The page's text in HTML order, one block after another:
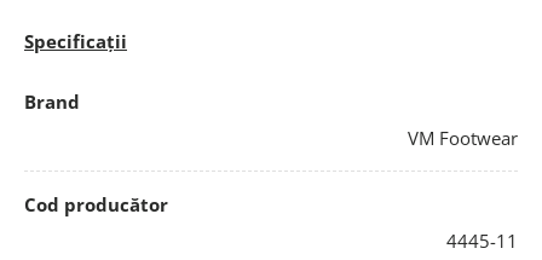
Specificații
Brand
VM Footwear
Cod producător
4445-11